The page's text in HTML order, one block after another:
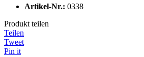
Artikel-Nr.: 0338
Produkt teilen
Teilen
Tweet
Pin it